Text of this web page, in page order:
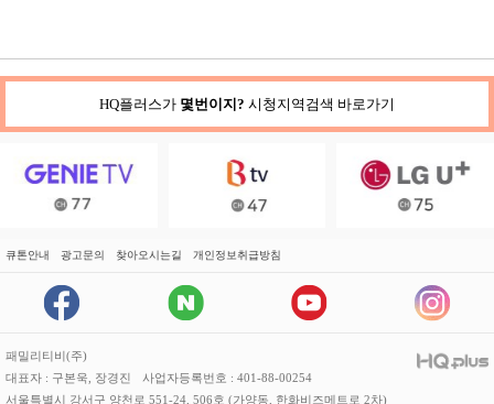
HQ플러스가 몇번이지? 시청지역검색 바로가기
큐톤안내 광고문의 찾아오시는길 개인정보취급방침
패밀리티비(주)
대표자 : 구본욱, 장경진
사업자등록번호 : 401-88-00254
서울특별시 강서구 양천로 551-24, 506호 (가양동, 한화비즈메트로 2차)